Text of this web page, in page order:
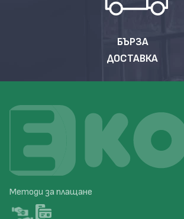
БЪРЗА
ДОСТАВКА
Методи за плащане